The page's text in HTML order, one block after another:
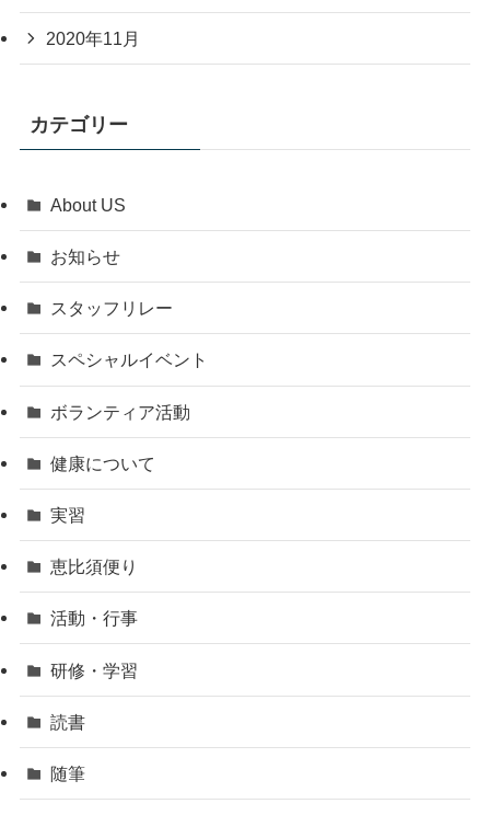
2020年11月
カテゴリー
About US
お知らせ
スタッフリレー
スペシャルイベント
ボランティア活動
健康について
実習
恵比須便り
活動・行事
研修・学習
読書
随筆